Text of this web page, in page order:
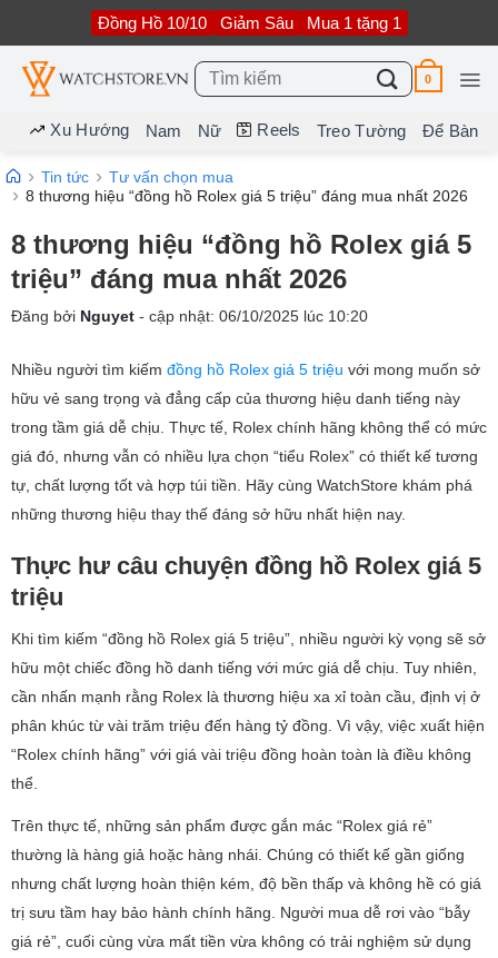
nội
dung
Đồng Hồ 10/10 Giảm Sâu Mua 1 tặng 1
Tìm
kiếm:
0
Xu Hướng Nam Nữ Reels Treo Tường Để Bàn
Tin tức
Tư vấn chọn mua
8 thương hiệu “đồng hồ Rolex giá 5 triệu” đáng mua nhất 2026
8 thương hiệu “đồng hồ Rolex giá 5
triệu” đáng mua nhất 2026
Đăng bởi Nguyet - cập nhật: 06/10/2025 lúc 10:20
Nhiều người tìm kiếm đồng hồ Rolex giá 5 triệu với mong muốn sở
hữu vẻ sang trọng và đẳng cấp của thương hiệu danh tiếng này
trong tầm giá dễ chịu. Thực tế, Rolex chính hãng không thể có mức
giá đó, nhưng vẫn có nhiều lựa chọn “tiểu Rolex” có thiết kế tương
tự, chất lượng tốt và hợp túi tiền. Hãy cùng WatchStore khám phá
những thương hiệu thay thế đáng sở hữu nhất hiện nay.
Thực hư câu chuyện đồng hồ Rolex giá 5
triệu
Khi tìm kiếm “đồng hồ Rolex giá 5 triệu”, nhiều người kỳ vọng sẽ sở
hữu một chiếc đồng hồ danh tiếng với mức giá dễ chịu. Tuy nhiên,
cần nhấn mạnh rằng Rolex là thương hiệu xa xỉ toàn cầu, định vị ở
phân khúc từ vài trăm triệu đến hàng tỷ đồng. Vì vậy, việc xuất hiện
“Rolex chính hãng” với giá vài triệu đồng hoàn toàn là điều không
thể.
Trên thực tế, những sản phẩm được gắn mác “Rolex giá rẻ”
thường là hàng giả hoặc hàng nhái. Chúng có thiết kế gần giống
nhưng chất lượng hoàn thiện kém, độ bền thấp và không hề có giá
trị sưu tầm hay bảo hành chính hãng. Người mua dễ rơi vào “bẫy
giá rẻ”, cuối cùng vừa mất tiền vừa không có trải nghiệm sử dụng